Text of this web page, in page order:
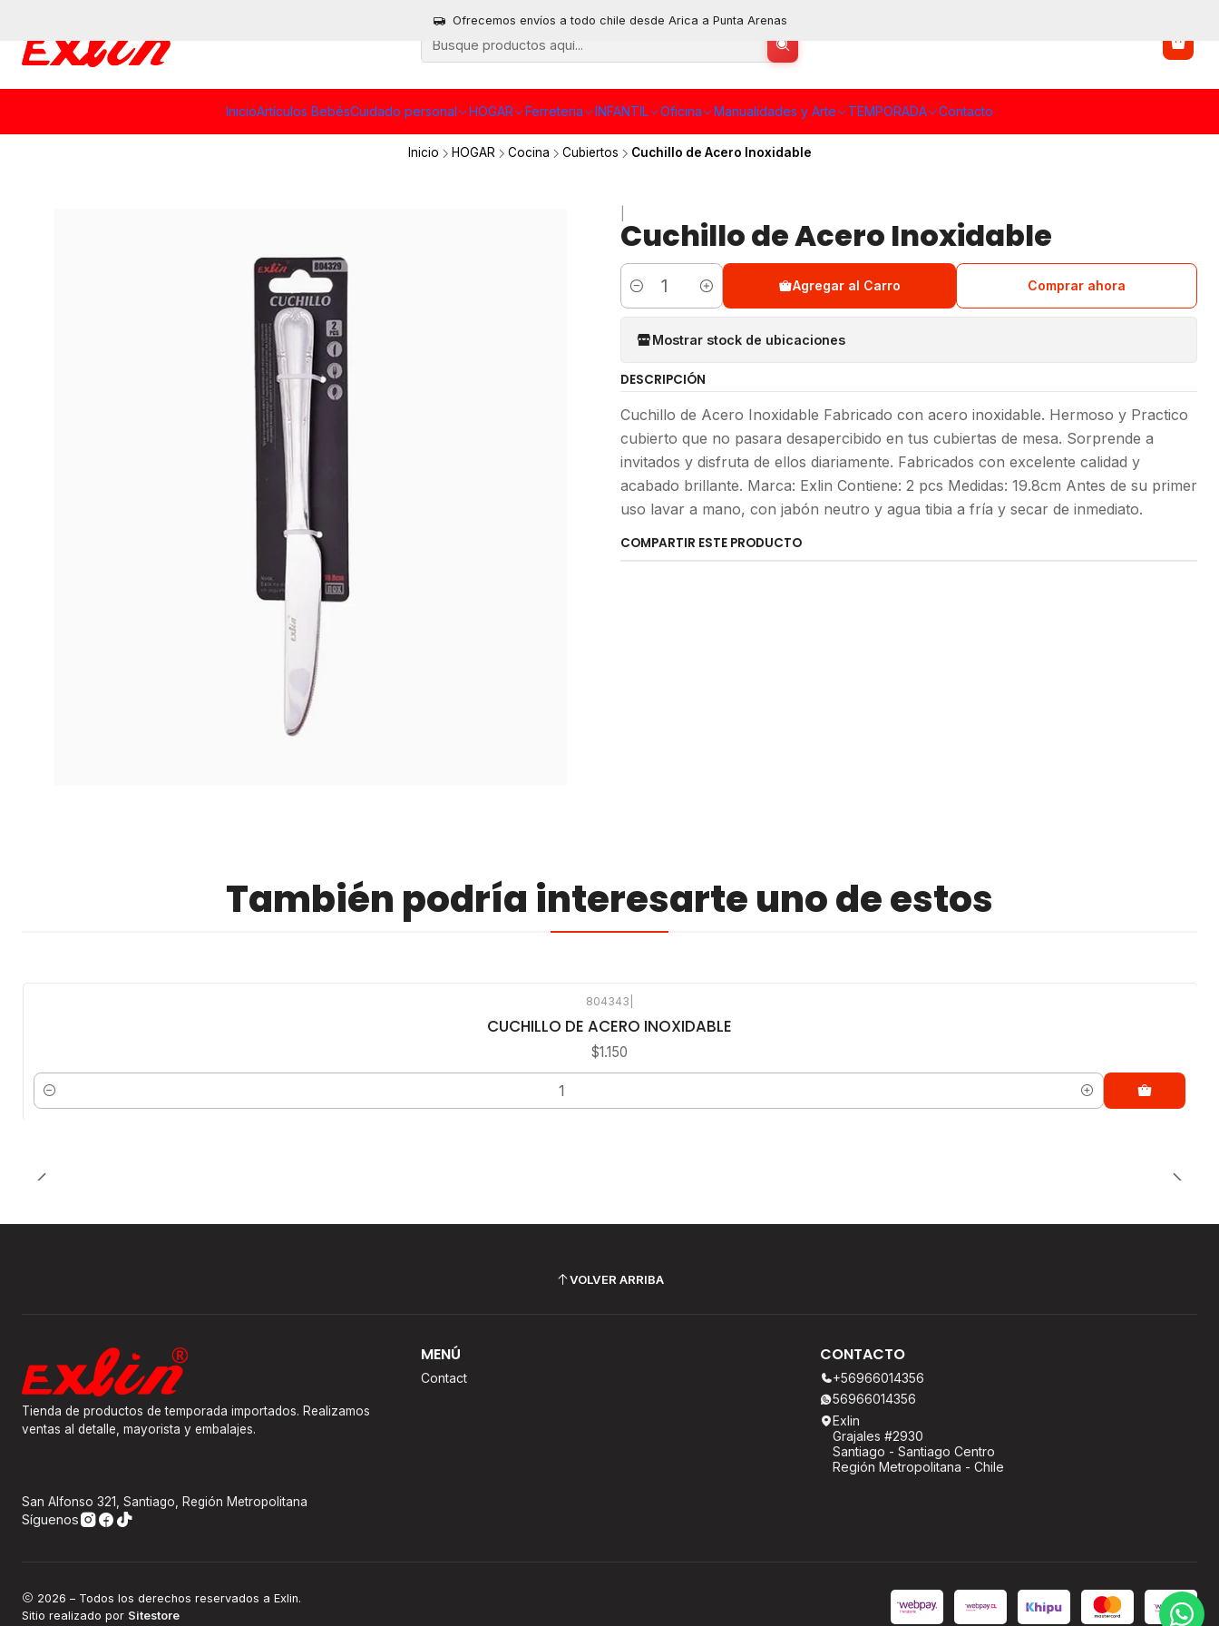
InicioArtículos BebésCuidado personal HOGAR Ferreteria INFANTIL Oficina Manualidades y Arte TEMPORADA Contacto
Ofrecemos envíos a todo chile desde Arica a Punta Arenas
Inicio HOGAR Cocina Cubiertos Cuchillo de Acero Inoxidable
Cuchillo de Acero Inoxidable
Cantidad
Agregar al Carro Comprar ahora
Mostrar stock de ubicaciones
DESCRIPCIÓN
Cuchillo de Acero Inoxidable Fabricado con acero inoxidable. Hermoso y Practico
cubierto que no pasara desapercibido en tus cubiertas de mesa. Sorprende a
invitados y disfruta de ellos diariamente. Fabricados con excelente calidad y
acabado brillante. Marca: Exlin Contiene: 2 pcs Medidas: 19.8cm Antes de su primer
uso lavar a mano, con jabón neutro y agua tibia a fría y secar de inmediato.
COMPARTIR ESTE PRODUCTO
También podría interesarte uno de estos
804343
CUCHILLO DE ACERO INOXIDABLE
$1.150
Cantidad
VOLVER ARRIBA
Tienda de productos de temporada importados. Realizamos
ventas al detalle, mayorista y embalajes.
San Alfonso 321, Santiago, Región Metropolitana
Síguenos
MENÚ
Contact
CONTACTO
+56966014356
56966014356
Exlin
Grajales #2930
Santiago - Santiago Centro
Región Metropolitana - Chile
2026 – Todos los derechos reservados a Exlin.
Sitio realizado por Sitestore